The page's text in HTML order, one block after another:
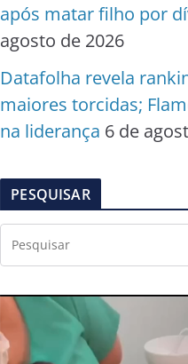
após matar filho por
agosto de 2026
Datafolha revela
maiores torcidas;
na liderança 6 de
PESQUISAR